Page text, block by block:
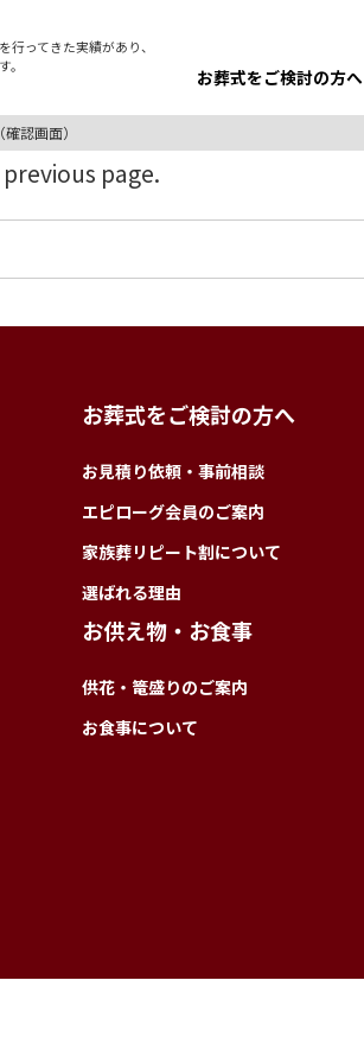
を行ってきた実績があり、
。
お葬式をご検討の方へ
認画面）
page.
お葬式をご検討の方へ
お見積り依頼・事前相談
エピローグ会員のご案内
家族葬リピート割について
選ばれる理由
お供え物・お食事
供花・篭盛りのご案内
お食事について